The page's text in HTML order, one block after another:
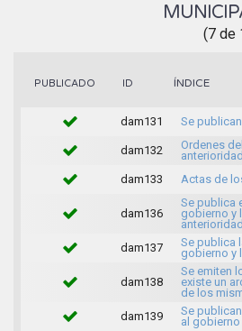
(7 de
PUBLICADO ID ÍNDICE
dam131 Se
dam132
Ordenes
dam133
Actas de
dam136
Se publica
gobierno y
dam137
Se publica
gobierno y
dam138
Se emiten
existe un
de los
dam139
Se
al